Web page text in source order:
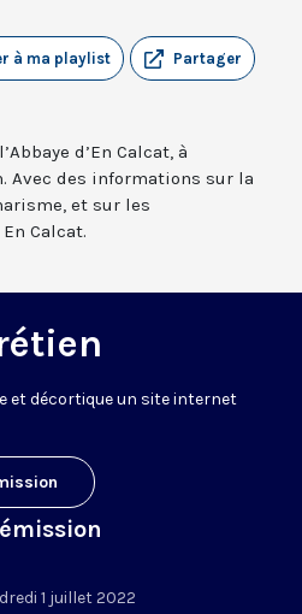
Partager
à ma playlist
d’En Calcat, à
Avec des informations sur la
et sur les
Calcat.
et décortique un site internet
1 juillet 2022